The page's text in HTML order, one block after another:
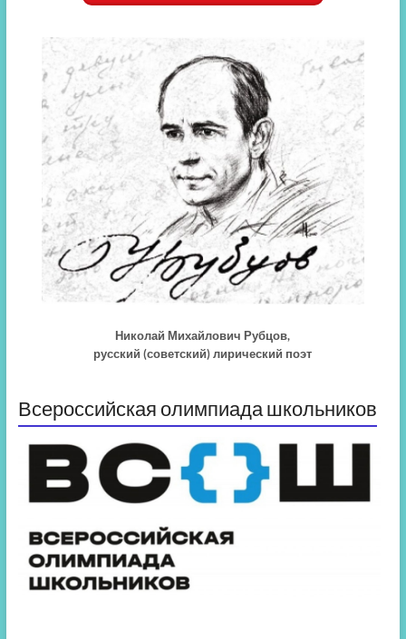
Николай Михайлович Рубцов,
русский (советский) лирический поэт
Всероссийская олимпиада школьников